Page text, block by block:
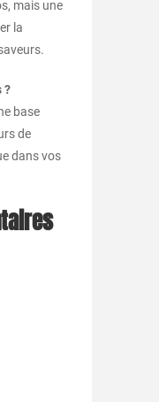
mais une
la
?
base
de
dans vos